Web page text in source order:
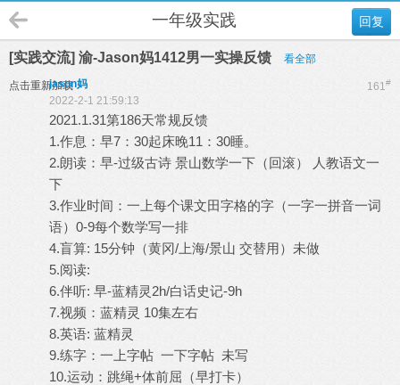
回复
一年级实践
[实践交流] 渝-Jason妈1412男一实操反馈 看全部
点击重新加载 161#
jason妈
2022-2-1 21:59:13
2021.1.31第186天常规反馈
1.作息：早7：30起床晚11：30睡。
2.朗读：早-过级古诗 景山数学一下（回滚） 人教语文一
下
3.作业时间：一上每个课文田字格的字（一字一拼音一词
语）0-9每个数学写一排
4.盲算: 15分钟（黄冈/上海/景山 交替用）未做
5.阅读:
6.伴听: 早-蓝精灵2h/白话史记-9h
7.视频：蓝精灵 10集左右
8.英语: 蓝精灵
9.练字：一上字帖 一下字帖 未写
10.运动：跳绳+体前屈（早打卡）